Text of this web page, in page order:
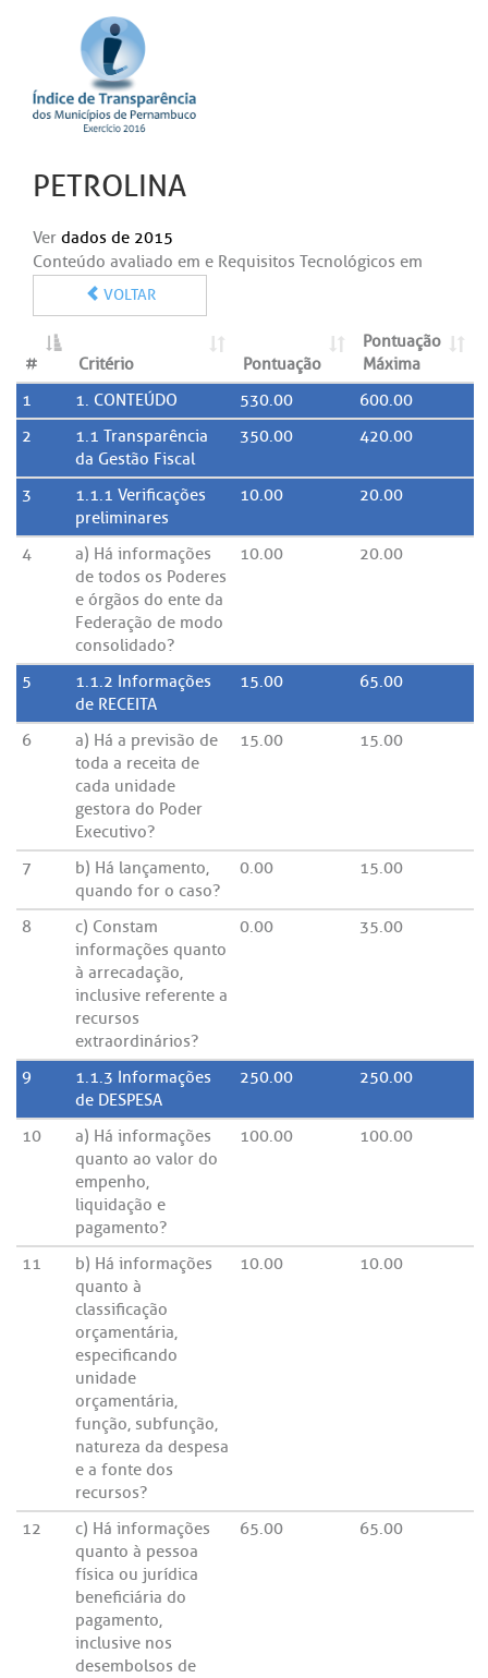
PETROLINA
Ver dados de 2015
Conteúdo avaliado em e Requisitos Tecnológicos em
VOLTAR
# Critério Pontuação
Pontuação
Máxima
1
1. CONTEÚDO 530.00
600.00
2
1.1 Transparência
da Gestão Fiscal
350.00 420.00
3
1.1.1 Verificações
preliminares
10.00 20.00
4
a) Há informações
de todos os Poderes
e órgãos do ente da
Federação de modo
consolidado?
10.00 20.00
5
1.1.2 Informações
de RECEITA
15.00 65.00
6
a) Há a previsão de
toda a receita de
cada unidade
gestora do Poder
Executivo?
15.00 15.00
7
b) Há lançamento,
quando for o caso?
0.00 15.00
8
c) Constam
informações quanto
à arrecadação,
inclusive referente a
recursos
extraordinários?
0.00 35.00
9
1.1.3 Informações
de DESPESA
250.00 250.00
10
a) Há informações
quanto ao valor do
empenho,
liquidação e
pagamento?
100.00 100.00
11
b) Há informações
quanto à
classificação
orçamentária,
especificando
unidade
orçamentária,
função, subfunção,
natureza da despesa
e a fonte dos
recursos?
10.00 10.00
12
c) Há informações
quanto à pessoa
física ou jurídica
beneficiária do
pagamento,
inclusive nos
desembolsos de
65.00 65.00